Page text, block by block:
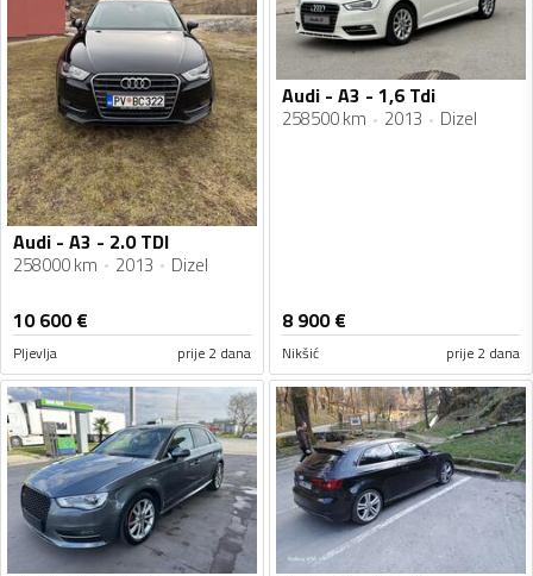
Audi - A3 - 2.0 TDI
258000 km 2013 Dizel
10 600€
Pljevlja prije 2 dana
Audi - A3 - 1,6 Tdi
258500 km 2013 Dizel
8 900€
Nikšić prije 2 dana